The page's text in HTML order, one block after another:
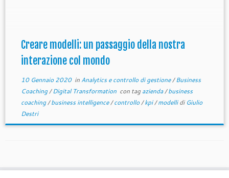
Creare modelli: un passaggio della nostra
interazione col mondo
10 Gennaio 2020in Analytics e controllo di gestione/Business
Coaching/Digital Transformation con tagazienda/business
coaching/business intelligence/controllo/kpi/modellidi Giulio
Destri